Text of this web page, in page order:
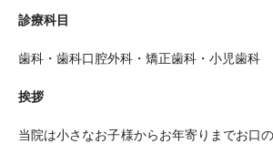
診療科目
歯科・歯科口腔外科・矯正歯科・小児歯科
挨拶
当院は小さなお子様からお年寄りまでお口